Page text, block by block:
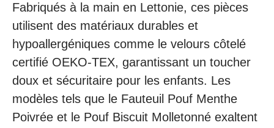
Fabriqués à la main en Lettonie, ces pièces
utilisent des matériaux durables et
hypoallergéniques comme le velours côtelé
certifié OEKO-TEX, garantissant un toucher
doux et sécuritaire pour les enfants. Les
modèles tels que le Fauteuil Pouf Menthe
Poivrée et le Pouf Biscuit Molletonné exaltent